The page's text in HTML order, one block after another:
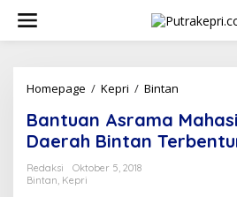
w
Homepage / Kepri / Bintan
n
t
u
Bantuan Asrama
Daerah Bintan
Redaksi
Oktober 5, 2018
Bintan, Kepri